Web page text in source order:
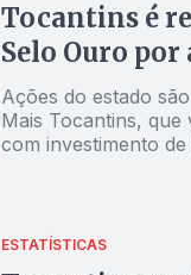
Tocantins é
Selo Ouro
Ações do estado
Mais Tocantins, que
com investimento
ESTATÍSTICAS